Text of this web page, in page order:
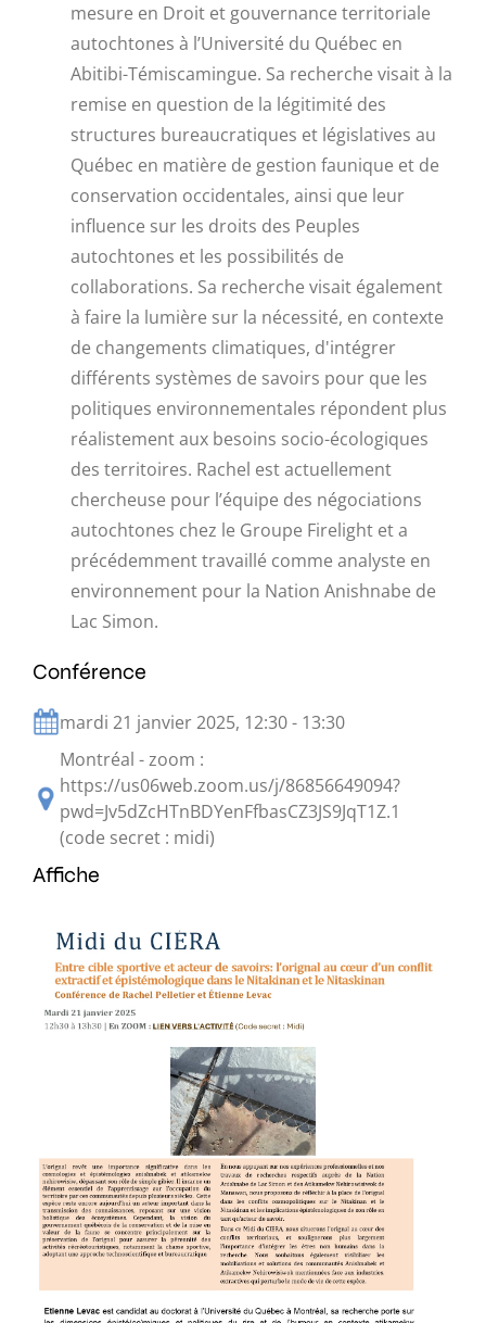
mesure en Droit et gouvernance territoriale
autochtones à l’Université du Québec en
Abitibi-Témiscamingue. Sa recherche visait à la
remise en question de la légitimité des
structures bureaucratiques et législatives au
Québec en matière de gestion faunique et de
conservation occidentales, ainsi que leur
influence sur les droits des Peuples
autochtones et les possibilités de
collaborations. Sa recherche visait également
à faire la lumière sur la nécessité, en contexte
de changements climatiques, d'intégrer
différents systèmes de savoirs pour que les
politiques environnementales répondent plus
réalistement aux besoins socio-écologiques
des territoires. Rachel est actuellement
chercheuse pour l’équipe des négociations
autochtones chez le Groupe Firelight et a
précédemment travaillé comme analyste en
environnement pour la Nation Anishnabe de
Lac Simon.
Conférence
mardi 21 janvier 2025, 12:30 - 13:30
Montréal - zoom :
https://us06web.zoom.us/j/86856649094?
pwd=Jv5dZcHTnBDYenFfbasCZ3JS9JqT1Z.1
(code secret : midi)
Affiche